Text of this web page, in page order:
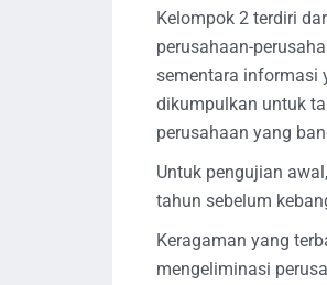
Kelompok 2 terdiri
perusahaan-
sementara informasi
dikumpulkan untuk
perusahaan yang
Untuk pengujian
tahun sebelum
Keragaman yang
mengeliminasi